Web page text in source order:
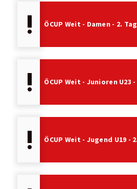
priority_high ÖCUP Weit - Damen - 2. Tag
priority_high ÖCUP Weit - Junioren U23 -
priority_high ÖCUP Weit - Jugend U19 -